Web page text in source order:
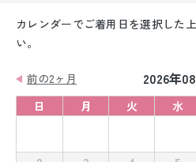
カレンダーでご着用日を選択した
い。
前の2ヶ月 2026年
日
月 火 水